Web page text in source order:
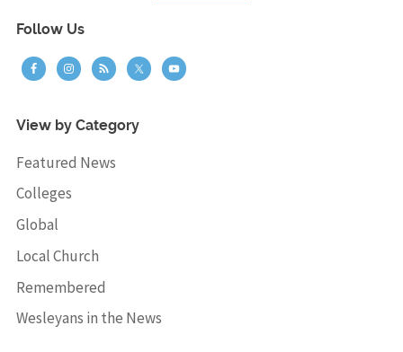
Follow Us
View by Category
Featured News
Colleges
Global
Local Church
Remembered
Wesleyans in the News